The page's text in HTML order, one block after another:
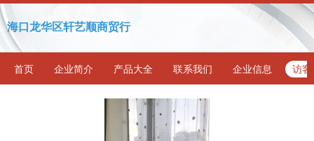
海口龙华区轩艺顺商贸行
首页 企业简介 产品大全 联系我们 企业信息 访客